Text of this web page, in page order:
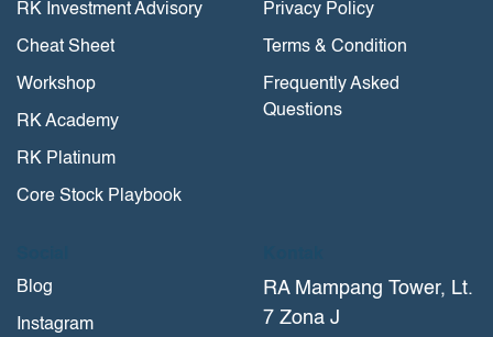
RK Investment Advisory
Cheat Sheet
Workshop
RK Academy
RK Platinum
Core Stock Playbook
Privacy Policy
Terms & Condition
Frequently Asked
Questions
Blog
Instagram
RA Mampang Tower, Lt.
7 Zona J